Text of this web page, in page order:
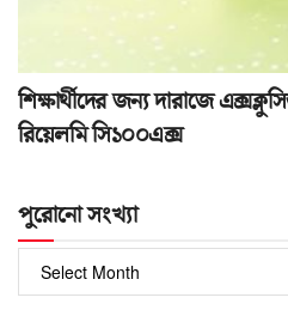
শিক্ষার্থীদের জন্য দারাজে
রিয়েলমি সি১০০এক্স
পুরোনো সংখ্যা
সংখ্যা